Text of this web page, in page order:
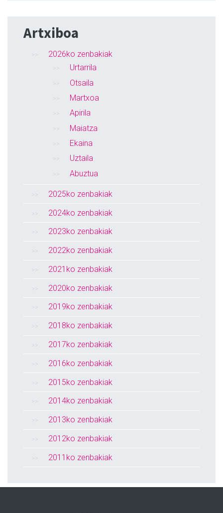
Artxiboa
2026ko zenbakiak
Urtarrila
Otsaila
Martxoa
Apirila
Maiatza
Ekaina
Uztaila
Abuztua
2025ko zenbakiak
2024ko zenbakiak
2023ko zenbakiak
2022ko zenbakiak
2021ko zenbakiak
2020ko zenbakiak
2019ko zenbakiak
2018ko zenbakiak
2017ko zenbakiak
2016ko zenbakiak
2015ko zenbakiak
2014ko zenbakiak
2013ko zenbakiak
2012ko zenbakiak
2011ko zenbakiak